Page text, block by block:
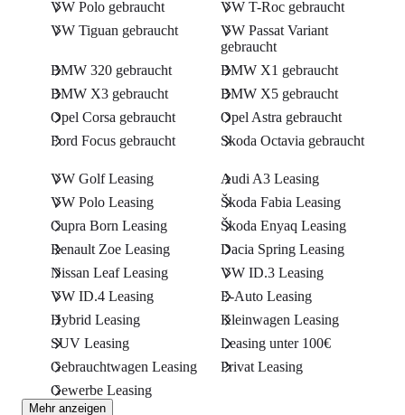
VW Polo gebraucht
VW T-Roc gebraucht
VW Tiguan gebraucht
VW Passat Variant
gebraucht
BMW 320 gebraucht
BMW X1 gebraucht
BMW X3 gebraucht
BMW X5 gebraucht
Opel Corsa gebraucht
Opel Astra gebraucht
Ford Focus gebraucht
Skoda Octavia gebraucht
VW Golf Leasing
Audi A3 Leasing
VW Polo Leasing
Škoda Fabia Leasing
Cupra Born Leasing
Škoda Enyaq Leasing
Renault Zoe Leasing
Dacia Spring Leasing
Nissan Leaf Leasing
VW ID.3 Leasing
VW ID.4 Leasing
E-Auto Leasing
Hybrid Leasing
Kleinwagen Leasing
SUV Leasing
Leasing unter 100€
Gebrauchtwagen Leasing
Privat Leasing
Gewerbe Leasing
Mehr anzeigen